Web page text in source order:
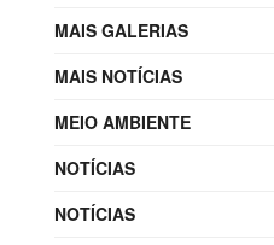
MAIS GALERIAS
MAIS NOTÍCIAS
MEIO AMBIENTE
NOTÍCIAS
NOTÍCIAS